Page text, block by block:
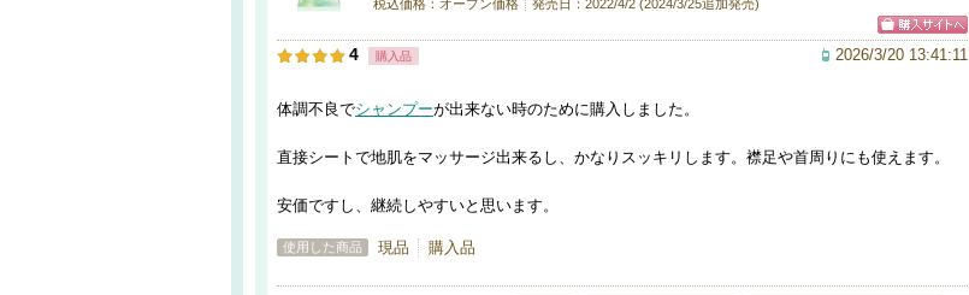
税込価格：オープン価格
発売日：2022/4/2 (2024/3/25追加発売)
4 購入品 2026/3/20 13:41:11
体調不良でシャンプーが出来ない時のために購入しました。
直接シートで地肌をマッサージ出来るし、かなりスッキリします。襟足や首周りにも使えます。
安価ですし、継続しやすいと思います。
使用した商品 現品 購入品